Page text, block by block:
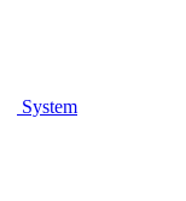
System